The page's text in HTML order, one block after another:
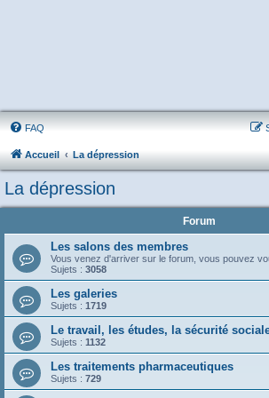
FAQ
Accueil La dépression
La dépression
Forum
Les salons des membres
Vous venez d'arriver sur le forum, vous pouvez
Sujets : 3058
Les galeries
Sujets : 1719
Le travail, les études, la sécurité
Sujets : 1132
Les traitements pharmaceutiques
Sujets : 729